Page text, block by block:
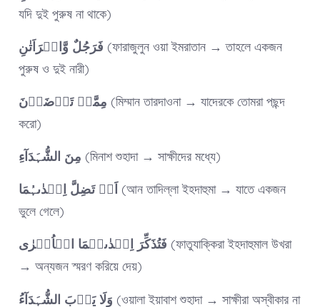
যদি দুই পুরুষ না থাকে)
فَرَجُلٌ وَّامۡرَاَتٰنِ (ফারাজুলুন ওয়া ইমরাতান → তাহলে একজন
পুরুষ ও দুই নারী)
مِمَّنۡ تَرۡضَوۡنَ (মিম্মান তারদাওনা → যাদেরকে তোমরা পছন্দ
করো)
مِنَ الشُّہَدَآءِ (মিনাশ শুহাদা → সাক্ষীদের মধ্যে)
اَنۡ تَضِلَّ اِحۡدٰىہُمَا (আন তাদিল্লা ইহদাহুমা → যাতে একজন
ভুলে গেলে)
فَتُذَکِّرَ اِحۡدٰىہُمَا الۡاُخۡرٰی (ফাতুযাক্কিরা ইহদাহুমাল উখরা
→ অন্যজন স্মরণ করিয়ে দেয়)
وَلَا یَاۡبَ الشُّہَدَآءُ (ওয়ালা ইয়াবাশ শুহাদা → সাক্ষীরা অস্বীকার না